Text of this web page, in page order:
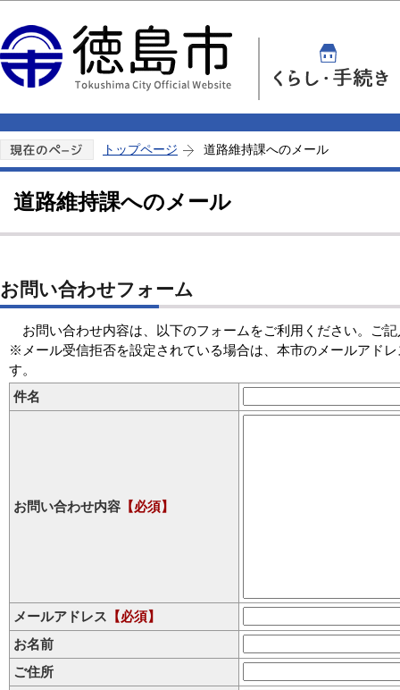
トップページ 道路維持課へのメール
道路維持課へのメール
お問い合わせフォーム
お問い合わせ内容は、以下のフォームをご利用ください。ご
※メール受信拒否を設定されている場合は、本市のメールアド
す。
件名
お問い合わせ内容 【必須】
メールアドレス 【必須】
お名前
ご住所